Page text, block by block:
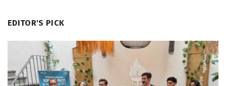
EDITOR'S PICK